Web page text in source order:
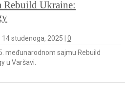
Rebuild Ukraine:
14 studenoga, 2025
0
međunarodnom sajmu Rebuild
u Varšavi.